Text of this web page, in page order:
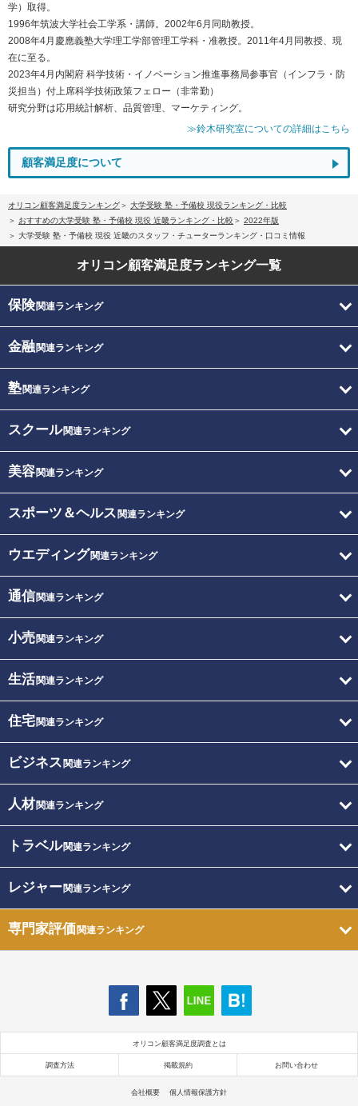
学）取得。
1996年筑波大学社会工学系・講師。2002年6月同助教授。
2008年4月慶應義塾大学理工学部管理工学科・准教授。2011年4月同教授、現
在に至る。
2023年4月内閣府 科学技術・イノベーション推進事務局参事官（インフラ・防
災担当）付上席科学技術政策フェロー（非常勤）
研究分野は応用統計解析、品質管理、マーケティング。
≫鈴木研究室についての詳細はこちら
顧客満足度について
オリコン顧客満足度ランキング
大学受験 塾・予備校 現役ランキング・比較
おすすめの大学受験 塾・予備校 現役 近畿ランキング・比較
2022年版
大学受験 塾・予備校 現役 近畿のスタッフ・チューターランキング・口コミ情報
オリコン顧客満足度ランキング一覧
保険関連ランキング
金融関連ランキング
塾関連ランキング
スクール関連ランキング
美容関連ランキング
スポーツ＆ヘルス 関連ランキング
ウエディング関連ランキング
通信関連ランキング
小売関連ランキング
生活関連ランキング
住宅関連ランキング
ビジネス 関連ランキング
人材関連ランキング
トラベル関連ランキング
レジャー関連ランキング
専門家評価関連ランキング
オリコン顧客満足度調査とは
調査方法 掲載規約 お問い合わせ
会社概要 個人情報保護方針